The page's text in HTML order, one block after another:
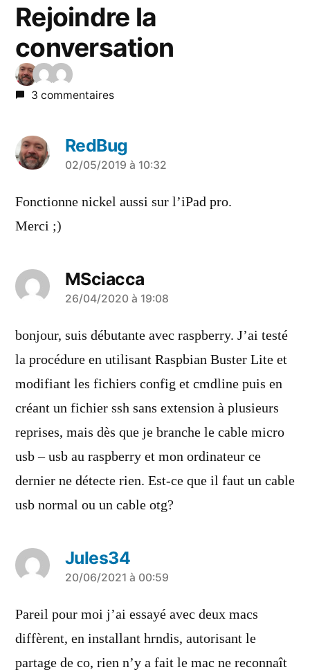
Rejoindre la
conversation
3 commentaires
RedBug
a
dit :
02/05/2019 à 10:32
Fonctionne nickel aussi sur l’iPad pro.
Merci ;)
MSciacca
a
dit :
26/04/2020 à 19:08
bonjour, suis débutante avec raspberry. J’ai testé
la procédure en utilisant Raspbian Buster Lite et
modifiant les fichiers config et cmdline puis en
créant un fichier ssh sans extension à plusieurs
reprises, mais dès que je branche le cable micro
usb – usb au raspberry et mon ordinateur ce
dernier ne détecte rien. Est-ce que il faut un cable
usb normal ou un cable otg?
Jules34
a
dit :
20/06/2021 à 00:59
Pareil pour moi j’ai essayé avec deux macs
diffèrent, en installant hrndis, autorisant le
partage de co, rien n’y a fait le mac ne reconnaît